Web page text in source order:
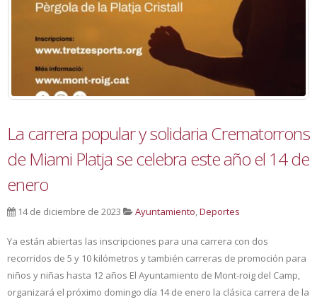
La carrera popular y solidaria Crematorrons
de Miami Platja se celebra este año el 14 de
enero
14 de diciembre de 2023 Ayuntamiento,Deportes
Ya están abiertas las inscripciones para una carrera con dos
recorridos de 5 y 10 kilómetros y también carreras de promoción para
niños y niñas hasta 12 años El Ayuntamiento de Mont-roig del Camp,
organizará el próximo domingo día 14 de enero la clásica carrera de la